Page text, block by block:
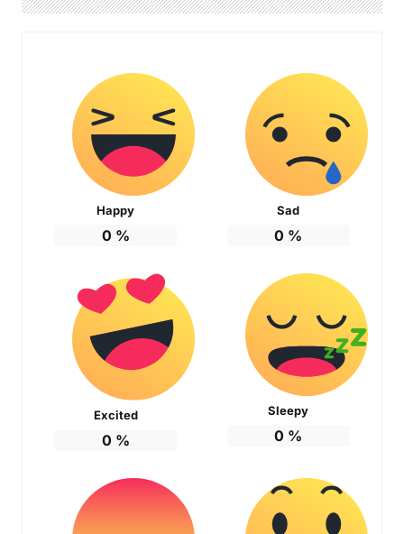
Happy
0 %
Sad
0 %
Excited
0 %
Sleepy
0 %